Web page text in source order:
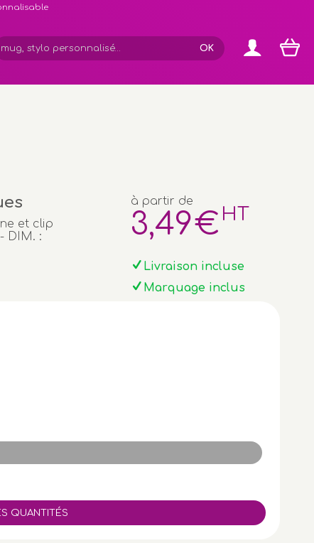
et clip
DIM. :
à partir de
3,49€ HT
Livraison incluse
Marquage inclus